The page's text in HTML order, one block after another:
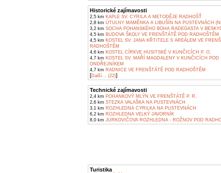
Historické zajímavosti
2,5 km KAPLE SV. CYRILA A METODĚJE RADHOŠŤ
2,8 km ÚTULNY MAMĚNKA A LIBUŠÍN NA PUSTEVNÁCH
3,2 km SOCHA POHANSKÉHO BOHA RADEGASTA V
4,5 km BUDOVA ŠKOLY VE FRENŠTÁTĚ POD RADHOŠTĚM
4,5 km KOSTEL SV. JANA KŘTITELE S AREÁLEM VE
RADHOŠTĚM
4,6 km KOSTEL CÍRKVE HUSITSKÉ V KUNČICÍCH P. O.
4,7 km KOSTEL SV. MAŘÍ MAGDALENY V KUNČICÍCH POD
ONDŘEJNÍKEM
4,7 km RADNICE VE FRENŠTÁTĚ POD RADHOŠTĚM
[Další... (22)]
Technické zajímavosti
2,4 km POHANKOVÝ MLÝN VE FRENŠTÁTĚ P. R.
2,6 km STEZKA VALAŠKA NA PUSTEVNÁCH
3,1 km ROZHLEDNA CYRILKA NA PUSTEVNÁCH
6,2 km ROZHLEDNA VELKÝ JAVORNÍK
8,0 km JURKOVIČOVA ROZHLEDNA - ROŽNOV POD
Turistika